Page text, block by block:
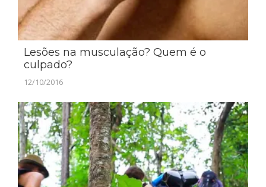
Lesões na musculação? Quem é o
culpado?
12/10/2016